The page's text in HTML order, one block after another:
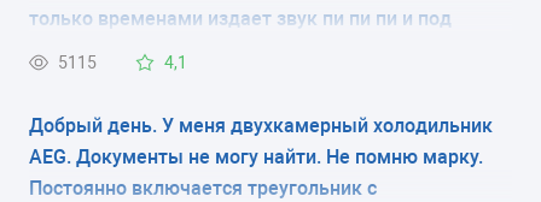
КОЛИЧЕСТВО КАМЕР
2
РАЗМЕРЫ (ШXГXВ)
54x54.7x177.2 см
только временами издает звук пи пи пи и под
знаком трехульника мигает постоянно красная
должно быть градусы в морозилки и в самом
холодильнике хотел настроеть градусы. Благодарю
зарание спосибо большое.
5115 4,1
Добрый день. У меня двухкамерный холодильник
AEG. Документы не могу найти. Не помню марку.
Постоянно включается треугольник с